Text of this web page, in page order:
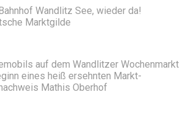
Wandlitz See, wieder da!
Marktgilde
auf dem Wandlitzer Wochenmarkt
eines heiß ersehnten Markt-
Mathis Oberhof